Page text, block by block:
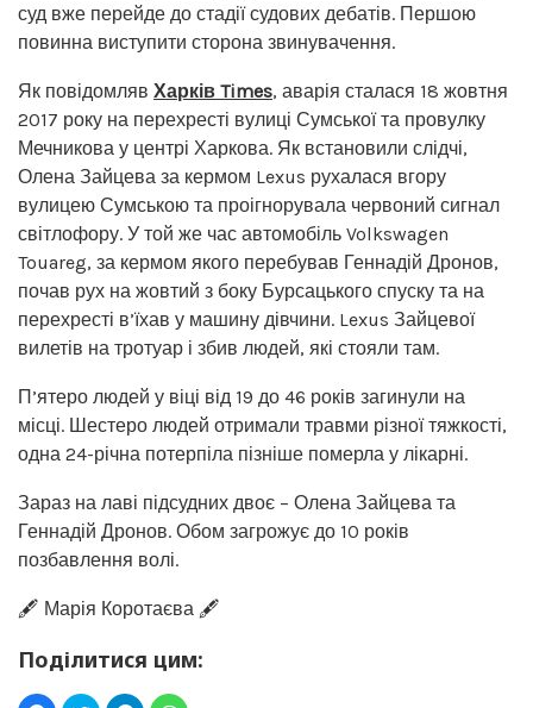
суд вже перейде до стадії судових дебатів. Першою
повинна виступити сторона звинувачення.
Як повідомляв Харків Times, аварія сталася 18 жовтня
2017 року на перехресті вулиці Сумської та провулку
Мечникова у центрі Харкова. Як встановили слідчі,
Олена Зайцева за кермом Lexus рухалася вгору
вулицею Сумською та проігнорувала червоний сигнал
світлофору. У той же час автомобіль Volkswagen
Touareg, за кермом якого перебував Геннадій Дронов,
почав рух на жовтий з боку Бурсацького спуску та на
перехресті в’їхав у машину дівчини. Lexus Зайцевої
вилетів на тротуар і збив людей, які стояли там.
П’ятеро людей у віці від 19 до 46 років загинули на
місці. Шестеро людей отримали травми різної тяжкості,
одна 24-річна потерпіла пізніше померла у лікарні.
Зараз на лаві підсудних двоє – Олена Зайцева та
Геннадій Дронов. Обом загрожує до 10 років
позбавлення волі.
🖋️ Марія Коротаєва 🖋️
Поділитися цим: